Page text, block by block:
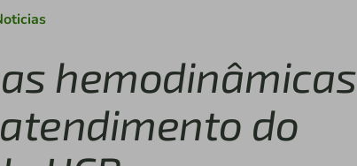
hemodinâmicas
do